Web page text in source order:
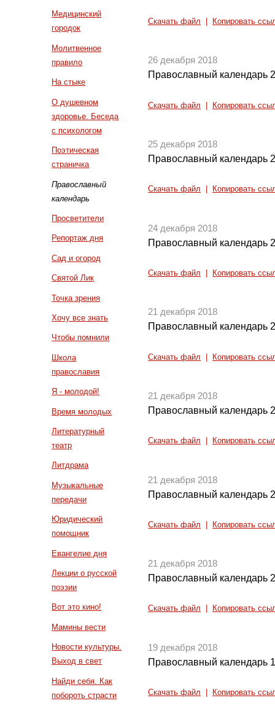
Медицинский
городок
Молитвенное
правило
На стыке
О душевном
здоровье. Беседа
с психологом
Поэтическая
страничка
Православный
календарь
Просветители
Репортаж дня
Сад и огород
Святой Лик
Точка зрения
Хочу все знать
Чтобы помнили
Школа
православия
Я - молодой!
Время молодых
Литературный
театр
Литдрама
Музыкальные
передачи
Юридический
помощник
Евангелие дня
Лекции о русской
поэзии
Вот это кино!
Мамины вести
Новости культуры.
Выход в свет
Найди себя. Как
побороть страсти
Скачать файл Копировать
26 декабря 2018
Православный календарь
Скачать файл Копировать
25 декабря 2018
Православный календарь
Скачать файл Копировать
24 декабря 2018
Православный календарь
Скачать файл Копировать
21 декабря 2018
Православный календарь
Скачать файл Копировать
21 декабря 2018
Православный календарь
Скачать файл Копировать
21 декабря 2018
Православный календарь
Скачать файл Копировать
21 декабря 2018
Православный календарь
Скачать файл Копировать
19 декабря 2018
Православный календарь
Скачать файл Копировать